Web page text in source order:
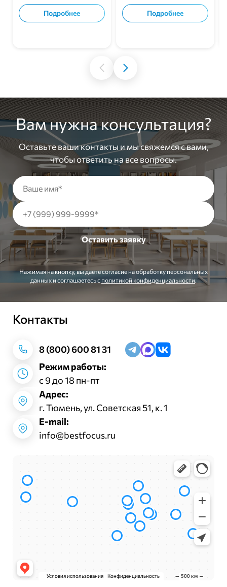
Подробнее
занятий. Подробнее
Вам нужна консультация?
Оставьте ваши контакты и мы свяжемся с вами,
чтобы ответить на все вопросы.
Нажимая на кнопку, вы даете согласие на обработку персональных
данных и соглашаетесь c политикой конфиденциальности
Контакты
8 (800) 600 81 31
Режим работы:
с 9 до 18 пн-пт
Адрес:
г. Тюмень, ул. Советская 51, к. 1
E-mail:
info@bestfocus.ru